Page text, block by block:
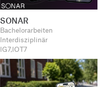
SONAR
Bachelorarbeiten
Interdisziplinär
IG7,IOT7